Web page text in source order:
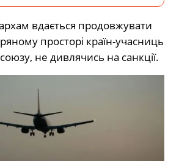
вдається продовжувати
просторі країн-учасниць
не дивлячись на санкції.